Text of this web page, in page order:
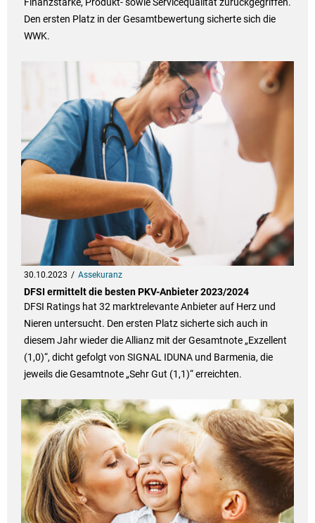
Finanzstärke, Produkt- sowie Servicequalität zurückgegriffen.
Den ersten Platz in der Gesamtbewertung sicherte sich die
WWK.
30.10.2023 Assekuranz
DFSI ermittelt die besten PKV-Anbieter 2023/2024
DFSI Ratings hat 32 marktrelevante Anbieter auf Herz und
Nieren untersucht. Den ersten Platz sicherte sich auch in
diesem Jahr wieder die Allianz mit der Gesamtnote „Exzellent
(1,0)“, dicht gefolgt von SIGNAL IDUNA und Barmenia, die
jeweils die Gesamtnote „Sehr Gut (1,1)“ erreichten.